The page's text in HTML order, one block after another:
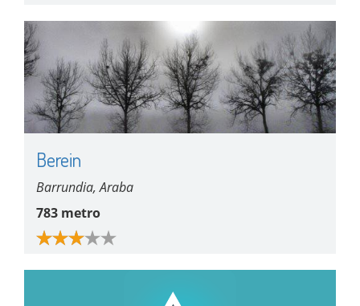
Berein
Barrundia, Araba
783 metro